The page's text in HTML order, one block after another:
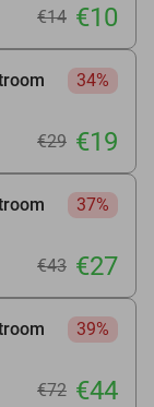
€14 €10
34%
€29 €19
37%
€43 €27
39%
€72 €44